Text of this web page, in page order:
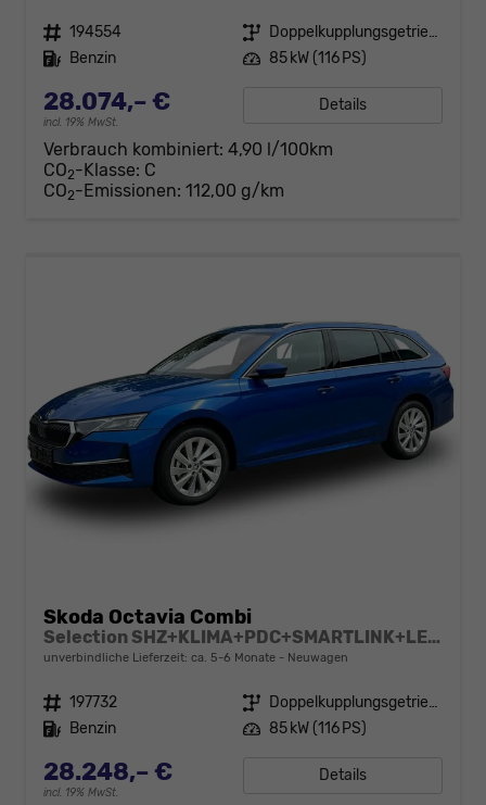
Fahrzeugnr. 194554 Getriebe
Doppelkupplungsgetriebe (DSG)
Kraftstoff Benzin Leistung 85 kW (116 PS)
28.074,– €
incl. 19% MwSt.
Details
Verbrauch kombiniert: 4,90 l/100km
CO2-Klasse: C
CO2-Emissionen: 112,00 g/km
Skoda Octavia Combi
Selection SHZ+KLIMA+PDC+SMARTLINK+LED+16" ALU
unverbindliche Lieferzeit: ca. 5-6 Monate Neuwagen
Fahrzeugnr. 197732 Getriebe
Doppelkupplungsgetriebe (DSG)
Kraftstoff Benzin Leistung 85 kW (116 PS)
28.248,– €
incl. 19% MwSt.
Details